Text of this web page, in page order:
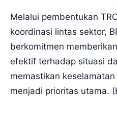
Melalui pembentukan
koordinasi lintas sektor,
berkomitmen
efektif terhadap situasi
memastikan
menjadi prioritas utama.